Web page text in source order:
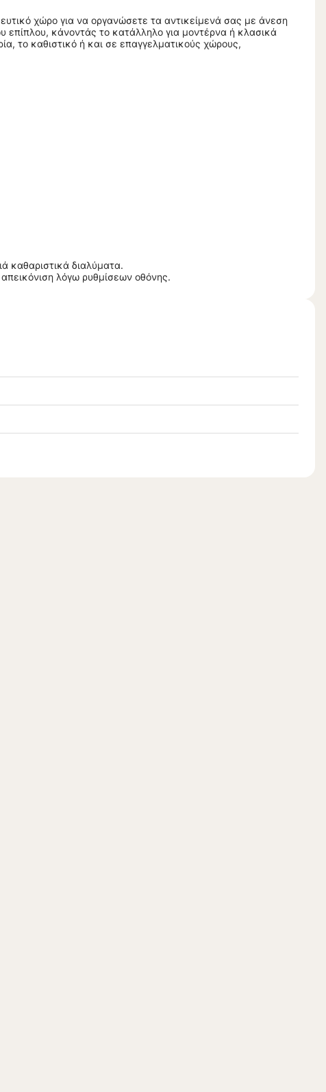
χώρο για να οργανώσετε τα αντικείμενά σας με άνεση
επίπλου, κάνοντάς το κατάλληλο για μοντέρνα ή κλασικά
το καθιστικό ή και σε επαγγελματικούς χώρους,
καθαριστικά διαλύματα.
λόγω ρυθμίσεων οθόνης.